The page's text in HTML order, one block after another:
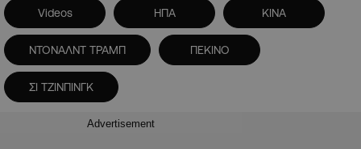
Videos ΗΠΑ ΚΙΝΑ
ΝΤΟΝΑΛΝΤ ΤΡΑΜΠ ΠΕΚΙΝΟ
ΣΙ ΤΖΙΝΠΙΝΓΚ
Advertisement